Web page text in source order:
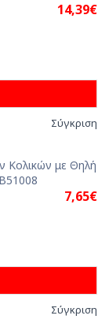
14,39€
Σύγκριση
7,65€
Σύγκριση